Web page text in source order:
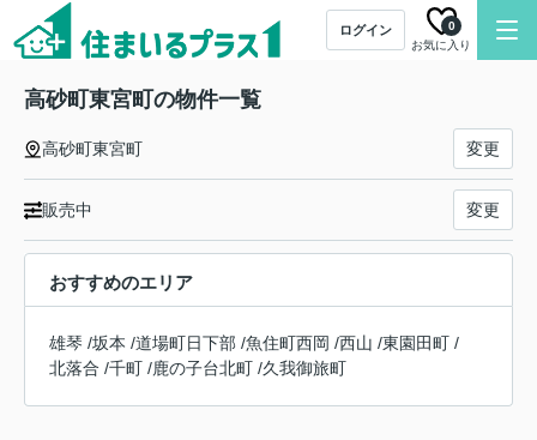
ログイン
お気に入り
0
高砂町東宮町の物件一覧
高砂町東宮町 変更
販売中 変更
おすすめのエリア
雄琴 /坂本 /道場町日下部 /魚住町西岡 /西山 /東園田町 /
北落合 /千町 /鹿の子台北町 /久我御旅町